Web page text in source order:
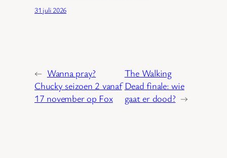
31 juli 2026
← Wanna pray?
Chucky seizoen 2 vanaf
17 november op Fox
The Walking
Dead finale: wie
gaat er dood? →